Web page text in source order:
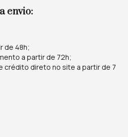
envio:
de 48h;
a partir de 72h;
crédito direto no site a partir de 7